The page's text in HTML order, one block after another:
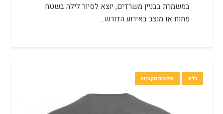
במשמרת בבניין משרדים, יוצא לסיור לילה בשטח
פתוח או מוצב באירוע הדורש…
בלוג חולצות טקטיות